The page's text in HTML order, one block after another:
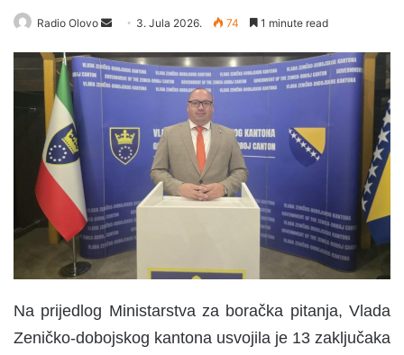
Radio Olovo
n
d
n
e
i
l
3. Jula 2026. 74 1 minute read
Na prijedlog Ministarstva za boračka pitanja, Vlada
Zeničko-dobojskog kantona usvojila je 13 zaključaka